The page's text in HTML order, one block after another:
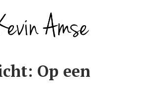
Op een